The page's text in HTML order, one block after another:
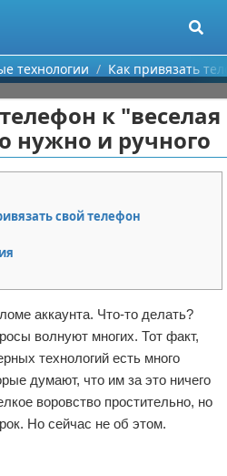
информации
технологии
Как привязать
к "веселая
нужно и ручного
свой телефон
аккаунта. Что-то делать?
волнуют многих. Тот факт,
технологий есть много
думают, что им за это ничего
воровство простительно, но
Но сейчас не об этом.